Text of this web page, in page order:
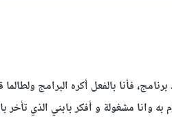
فأنا بالفعل أكره البرامج
وانا مشغولة و أفكر بابني الذي تأخر